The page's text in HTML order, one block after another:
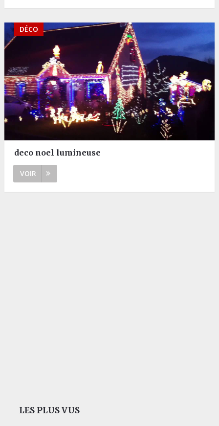
DÉCO
deco noel lumineuse
VOIR
LES PLUS VUS